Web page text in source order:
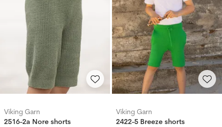
Viking Garn
2516-2a Nore shorts
Viking Garn
2422-5 Breeze shorts